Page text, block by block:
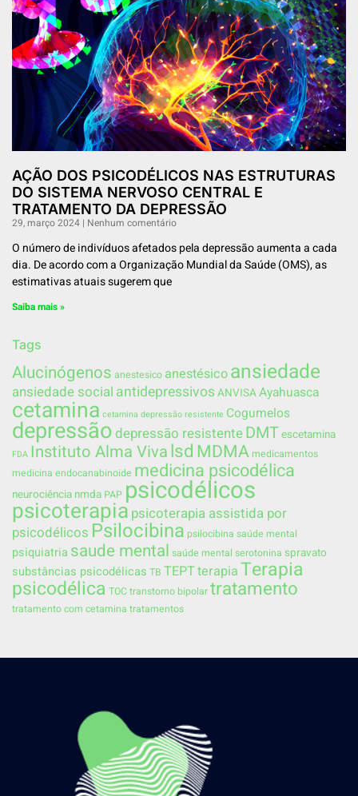
AÇÃO DOS PSICODÉLICOS NAS ESTRUTURAS
DO SISTEMA NERVOSO CENTRAL E
TRATAMENTO DA DEPRESSÃO
29, março 2024 Nenhum comentário
O número de indivíduos afetados pela depressão aumenta a cada
dia. De acordo com a Organização Mundial da Saúde (OMS), as
estimativas atuais sugerem que
Saiba mais »
Tags
Alucinógenos anestesico anestésicoansiedade
ansiedade social antidepressivos ANVISAAyahuasca
cetamina cetamina depressão resistente Cogumelos
depressãodepressão resistenteDMTescetamina
FDA Instituto Alma VivalsdMDMA medicamentos
medicina endocanabinoide medicina psicodélica
neurociência nmda PAP psicodélicos
psicoterapiapsicoterapia assistida por
psicodélicos Psilocibina psilocibina saúde mental
psiquiatria saude mental saúde mental serotonina spravato
substâncias psicodélicas TB TEPTterapiaTerapia
psicodélica TOCtranstorno bipolartratamento
tratamento com cetamina tratamentos